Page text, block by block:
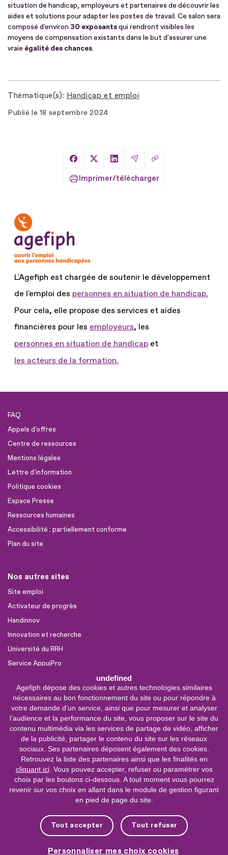
undefined
Agefiph dépose des cookies et autres technologies similaires
nécessaires au bon fonctionnement du site ou pour répondre à
votre demande d’un service, ainsi que pour mesurer et analyser
l’audience et la performance du site, vous proposer sur le site du
contenu multimédia via les services de partage de vidéo, afficher
de la publicité, partager le contenu du site sur les réseaux
sociaux. Ses partenaires déposent également des cookies.
Retrouvez la liste des partenaires ainsi que les finalités en
cliquant ici. Vous pouvez accepter, refuser ou paramétrer vos
choix par les boutons ci-dessous. A tout moment vous pourrez
revenir sur vos choix en allant dans le module de gestion figurant
en pied de page du site.
Tout accepter Tout refuser
Personnaliser mes choix cookies
situation de handicap, employeurs et partenaires de découvrir les
aides et solutions pour adapter les postes de travail. Ce salon sera
composé d'environ 30 exposantsqui rendront visibles les
moyens de compensation existants dans le but d'assurer une
vraie égalité des chances.
Thématique(s) Handicap et emploi
Publié le 18 septembre 2024
Partager sur Facebook
Partager sur X
Partager sur LinkedIn
Partager par Email
Copier le lien
Imprimer/télécharger
L'Agefiph est chargée de soutenir le développement
de l'emploi des personnes en situation de handicap.
Pour cela, elle propose des services et aides
financières pour les employeurs, les
personnes en situation de handicap et
les acteurs de la formation.
FAQ
Appels d'offres
Centre de ressources
Mentions légales
Lettre d'information
Politique cookies
Espace Presse
Ressources humaines
Accessibilité : partiellement conforme
Plan du site
Nos autres sites
Site emploi
Activateur de progrès
Handinnov
Innovation et recherche
Université du RRH
Service AppuiPro
Nous suivre
Youtube
Linkedin
Facebook
0 800 11 10 09
Service &
appel gratuits
Nous contacter
Plateforme de mise en contact LSF